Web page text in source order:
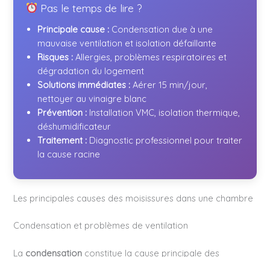
Pas le temps de lire ?
Principale cause : Condensation due à une
mauvaise ventilation et isolation défaillante
Risques : Allergies, problèmes respiratoires et
dégradation du logement
Solutions immédiates : Aérer 15 min/jour,
nettoyer au vinaigre blanc
Prévention : Installation VMC, isolation thermique,
déshumidificateur
Traitement : Diagnostic professionnel pour traiter
la cause racine
Les principales causes des moisissures dans une chambre
Condensation et problèmes de ventilation
La condensation constitue la cause principale des